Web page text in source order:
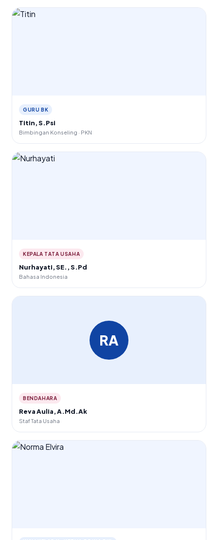
GURU BK
Titin, S.Psi
Bimbingan Konseling · PKN
KEPALA TATA USAHA
Nurhayati, SE., S.Pd
Bahasa Indonesia
RA
BENDAHARA
Reva Aulia, A.Md.Ak
Staf Tata Usaha